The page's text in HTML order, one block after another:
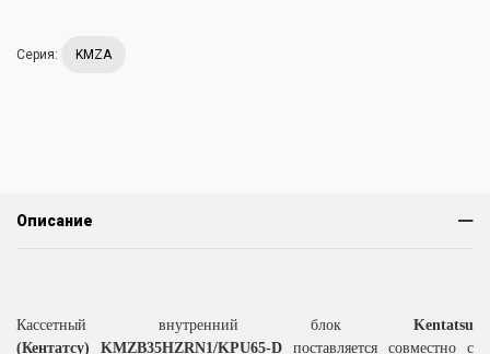
Серия: KMZA
Описание
Кассетный внутренний блок Kentatsu
(Кентатсу) KMZB35HZRN1/KPU65-D
поставляется совместно с